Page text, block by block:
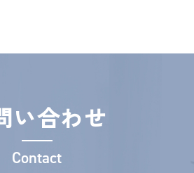
い合わせ
Contact